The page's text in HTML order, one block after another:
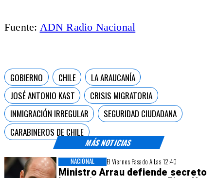
MÁS NOTICIAS
El Viernes Pasado A Las 12:40
Ministro Arrau defiende secreto
NACIONAL
Fuente: ADN Radio Nacional
GOBIERNO CHILE
LA ARAUCANÍA
JOSÉ ANTONIO KAST
CRISIS MIGRATORIA
INMIGRACIÓN IRREGULAR
SEGURIDAD CIUDADANA
CARABINEROS DE CHILE